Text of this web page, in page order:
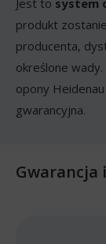
produkt
producenta,
określone
opony
gwarancyjna.
Gwarancja